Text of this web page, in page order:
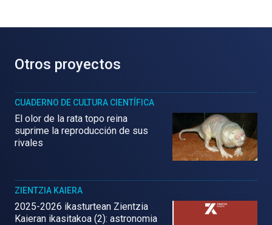
Otros proyectos
CUADERNO DE CULTURA CIENTÍFICA
El olor de la rata topo reina
suprime la reproducción de sus
rivales
ZIENTZIA KAIERA
2025-2026 ikasturtean Zientzia
Kaieran ikasitakoa (2): astronomia